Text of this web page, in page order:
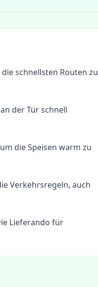
schnellsten Routen zu
der Tür schnell
die Speisen warm zu
Verkehrsregeln, auch
Lieferando für